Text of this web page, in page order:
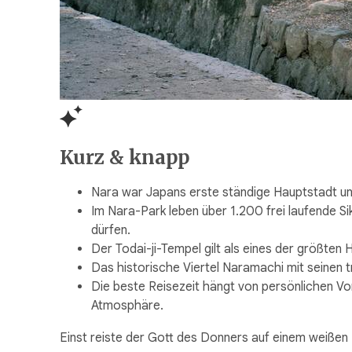
Kurz & knapp
Nara war Japans erste ständige Hauptstadt
Im Nara-Park leben über 1.200 frei laufende
dürfen.
Der Todai-ji-Tempel gilt als eines der
Das historische Viertel Naramachi mit seinen
Die beste Reisezeit hängt von persönlichen
Atmosphäre.
Einst reiste der Gott des Donners auf einem